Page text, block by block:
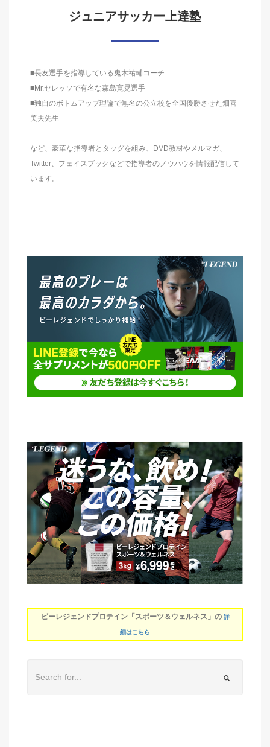
ジュニアサッカー上達塾
■長友選手を指導している鬼木祐輔コーチ
■Mr.セレッソで有名な森島寛晃選手
■独自のボトムアップ理論で無名の公立校を全国優勝させた畑喜
美夫先生
など、豪華な指導者とタッグを組み、DVD教材やメルマガ、
Twitter、フェイスブックなどで指導者のノウハウを情報配信して
います。
ビーレジェンドプロテイン「スポーツ＆ウェルネス」の 詳
細はこちら